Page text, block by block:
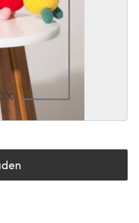
sich in einem neuen